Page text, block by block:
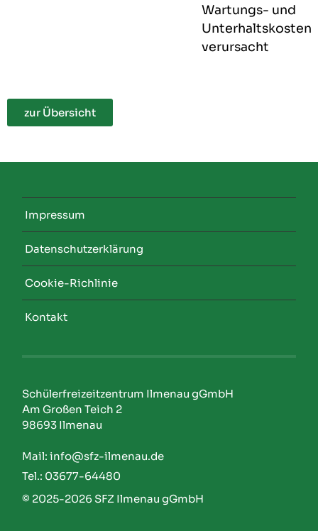
Wartungs- und
Unterhaltskosten
verursacht
zur Übersicht
Impressum
Datenschutzerklärung
Cookie-Richlinie
Kontakt
Schülerfreizeitzentrum Ilmenau gGmbH
Am Großen Teich 2
98693 Ilmenau
Mail: info@sfz-ilmenau.de
Tel.: 03677-64480
© 2025-2026 SFZ Ilmenau gGmbH